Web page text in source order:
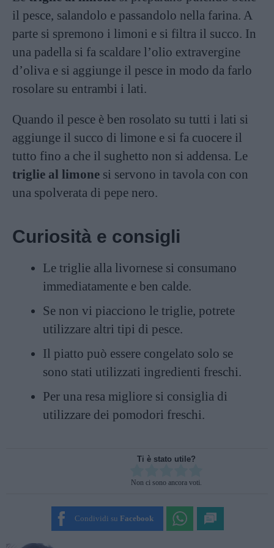
il pesce, salandolo e passandolo nella farina. A
parte si spremono i limoni e si filtra il succo. In
una padella si fa scaldare l’olio extravergine
d’oliva e si aggiunge il pesce in modo da farlo
rosolare su entrambi i lati.
Quando il pesce è ben rosolato su tutti i lati si
aggiunge il succo di limone e si fa cuocere il
tutto fino a che il sughetto non si addensa. Le
triglie al limone si servono in tavola con con
una spolverata di pepe nero.
Curiosità e consigli
Le triglie alla livornese si consumano
immediatamente e ben calde.
Se non vi piacciono le triglie, potrete
utilizzare altri tipi di pesce.
Il piatto può essere congelato solo se
sono stati utilizzati ingredienti freschi.
Per una resa migliore si consiglia di
utilizzare dei pomodori freschi.
Ti è stato utile?
SUBMIT RATING
Non ci sono ancora voti.
Condividi su Facebook